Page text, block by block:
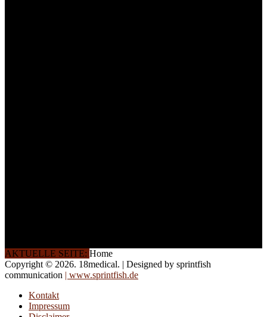
AKTUELLE SEITE: Home
Copyright © 2026. 18medical. | Designed by sprintfish
communication | www.sprintfish.de
Kontakt
Impressum